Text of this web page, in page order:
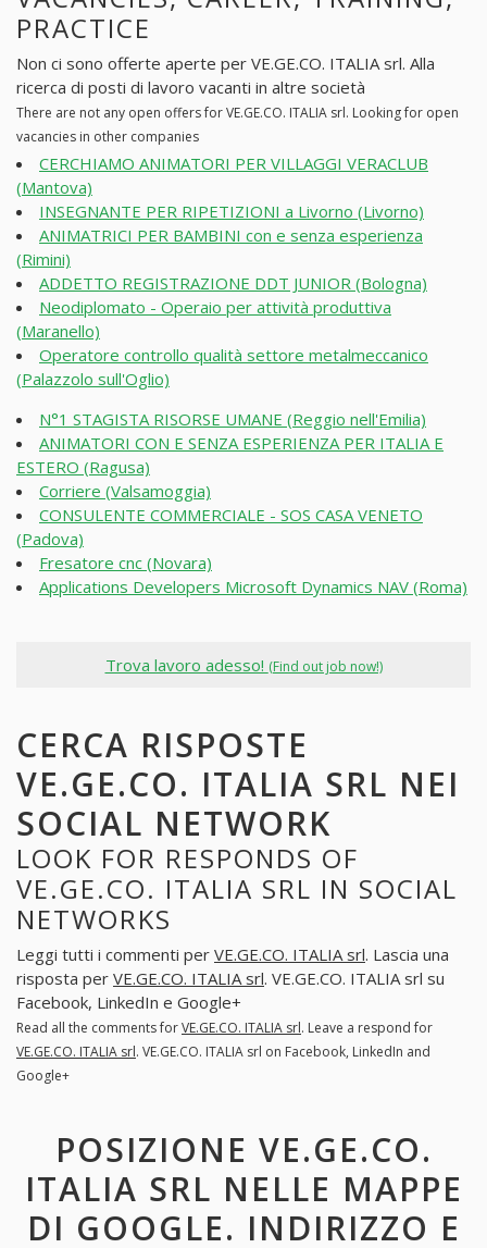
PRACTICE
Non ci sono offerte aperte per VE.GE.CO. ITALIA srl. Alla
ricerca di posti di lavoro vacanti in altre società
There are not any open offers for VE.GE.CO. ITALIA srl. Looking for open
vacancies in other companies
CERCHIAMO ANIMATORI PER VILLAGGI VERACLUB
(Mantova)
INSEGNANTE PER RIPETIZIONI a Livorno (Livorno)
ANIMATRICI PER BAMBINI con e senza esperienza
(Rimini)
ADDETTO REGISTRAZIONE DDT JUNIOR (Bologna)
Neodiplomato - Operaio per attività produttiva
(Maranello)
Operatore controllo qualità settore metalmeccanico
(Palazzolo sull'Oglio)
N°1 STAGISTA RISORSE UMANE (Reggio nell'Emilia)
ANIMATORI CON E SENZA ESPERIENZA PER ITALIA E
ESTERO (Ragusa)
Corriere (Valsamoggia)
CONSULENTE COMMERCIALE - SOS CASA VENETO
(Padova)
Fresatore cnc (Novara)
Applications Developers Microsoft Dynamics NAV (Roma)
Trova lavoro adesso! (Find out job now!)
CERCA RISPOSTE
VE.GE.CO. ITALIA SRL NEI
SOCIAL NETWORK
LOOK FOR RESPONDS OF
VE.GE.CO. ITALIA SRL IN SOCIAL
NETWORKS
Leggi tutti i commenti per VE.GE.CO. ITALIA srl. Lascia una
risposta per VE.GE.CO. ITALIA srl. VE.GE.CO. ITALIA srl su
Facebook, LinkedIn e Google+
Read all the comments forVE.GE.CO. ITALIA srl. Leave a respond for
VE.GE.CO. ITALIA srl. VE.GE.CO. ITALIA srl on Facebook, LinkedIn and
Google+
POSIZIONE VE.GE.CO.
ITALIA SRL NELLE MAPPE
DI GOOGLE. INDIRIZZO E